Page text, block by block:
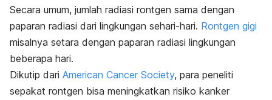
Secara umum, jumlah radiasi rontgen sama dengan
paparan radiasi dari lingkungan sehari-hari. Rontgen gigi
misalnya setara dengan paparan radiasi lingkungan
beberapa hari.
Dikutip dari American Cancer Society, para peneliti
sepakat rontgen bisa meningkatkan risiko kanker